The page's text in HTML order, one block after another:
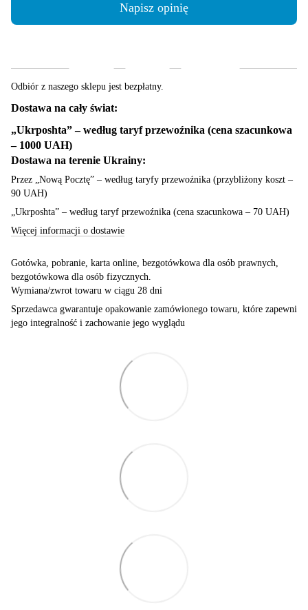
Napisz opinię
Odbiór z naszego sklepu jest bezpłatny.
Dostawa na cały świat:
„Ukrposhta” – według taryf przewoźnika (cena szacunkowa
– 1000 UAH)
Dostawa na terenie Ukrainy:
Przez „Nową Pocztę” – według taryfy przewoźnika (przybliżony koszt –
90 UAH)
„Ukrposhta” – według taryf przewoźnika (cena szacunkowa – 70 UAH)
Więcej informacji o dostawie
Gotówka, pobranie, karta online, bezgotówkowa dla osób prawnych,
bezgotówkowa dla osób fizycznych.
Wymiana/zwrot towaru w ciągu 28 dni
Sprzedawca gwarantuje opakowanie zamówionego towaru, które zapewni
jego integralność i zachowanie jego wyglądu